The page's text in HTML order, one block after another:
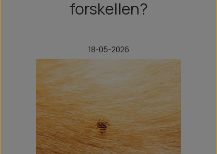
forskellen?
18-05-2026